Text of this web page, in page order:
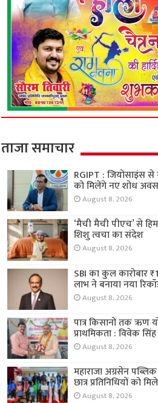
ताजा समाचार
RGIPT : जियोसाइंस से
को मिलेंगे नए शोध
August 8, 2026
‘मैची मैची पीएच’ से
शिशु त्वचा का संदेश
August 8, 2026
SBI का कुल कारोबार
लाभ ने बनाया नया
August 8, 2026
पात्र किसानों तक ऋण
प्राथमिकता : विवेक
August 8, 2026
महाराजा अग्रसेन
छात्र प्रतिनिधियों को
August 8, 2026